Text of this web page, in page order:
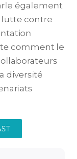
également
lutte contre
comment le
diversité